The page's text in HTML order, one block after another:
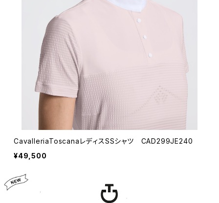
CavalleriaToscanaレディスSSシャツ CAD299JE240
¥49,500